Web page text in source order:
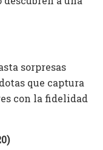
sorpresas
que captura
con la fidelidad